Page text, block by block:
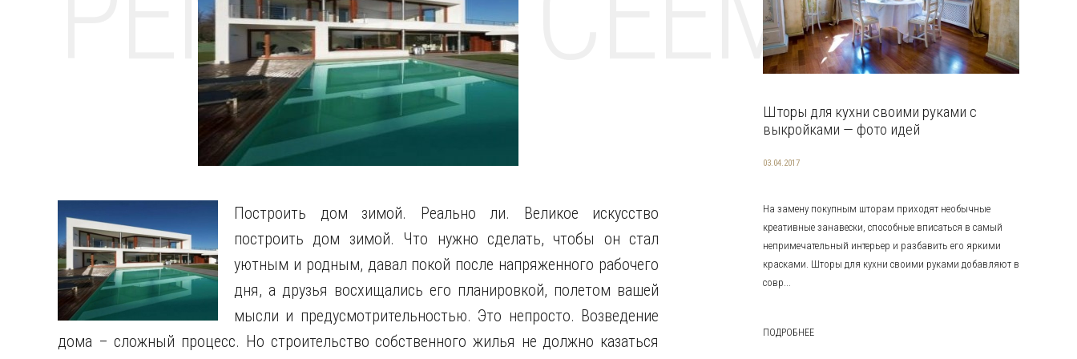
Построить дом зимой. Реально ли. Великое искусство
построить дом зимой. Что нужно сделать, чтобы он стал
уютным и родным, давал покой после напряженного рабочего
дня, а друзья восхищались его планировкой, полетом вашей
мысли и предусмотрительностью. Это непросто. Возведение
дома – сложный процесс. Но строительство собственного жилья не должно казаться
Шторы для кухни своими руками с
выкройками — фото идей
03.04.2017
На замену покупным шторам приходят необычные
креативные занавески, способные вписаться в самый
непримечательный интерьер и разбавить его яркими
красками. Шторы для кухни своими руками добавляют в
совр...
ПОДРОБНЕЕ